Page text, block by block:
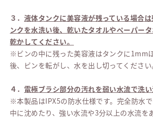
３． 液体タンクに美容液が残っている場合
ンクを水洗い後、乾いたタオルやペーパー
乾かしてください。
※ビンの中に残った美容液はタンクに1mm
後、ビンを転がし、水を出し切ってください
４． 電極ブラシ部分の汚れを弱い水流で洗い
※本製品はIPX5の防水仕様です。完全防水
中に沈めたり、強い水流や3分以上の水流を